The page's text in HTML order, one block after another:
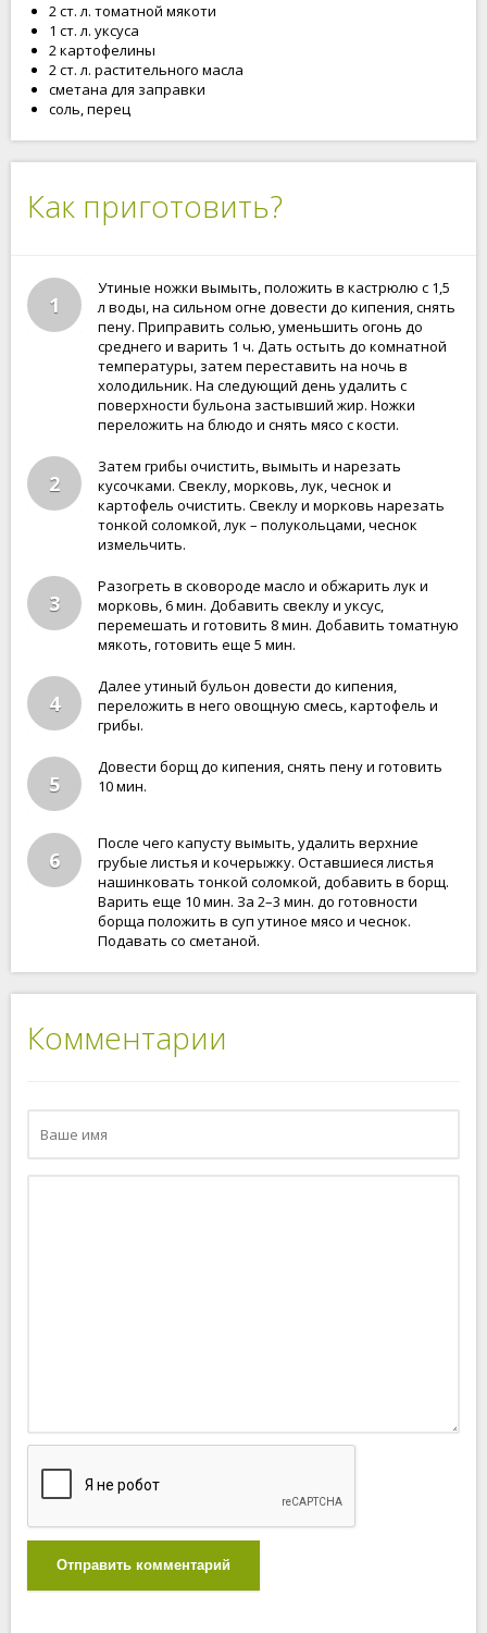
2 ст. л. томатной мякоти
1 ст. л. уксуса
2 картофелины
2 ст. л. растительного масла
сметана для заправки
соль, перец
Как приготовить?
1
Утиные ножки вымыть, положить в кастрюлю с 1,5
л воды, на сильном огне довести до кипения, снять
пену. Приправить солью, уменьшить огонь до
среднего и варить 1 ч. Дать остыть до комнатной
температуры, затем переставить на ночь в
холодильник. На следующий день удалить с
поверхности бульона застывший жир. Ножки
переложить на блюдо и снять мясо с кости.
2
Затем грибы очистить, вымыть и нарезать
кусочками. Свеклу, морковь, лук, чеснок и
картофель очистить. Свеклу и морковь нарезать
тонкой соломкой, лук – полукольцами, чеснок
измельчить.
3
Разогреть в сковороде масло и обжарить лук и
морковь, 6 мин. Добавить свеклу и уксус,
перемешать и готовить 8 мин. Добавить томатную
мякоть, готовить еще 5 мин.
4
Далее утиный бульон довести до кипения,
переложить в него овощную смесь, картофель и
грибы.
5
Довести борщ до кипения, снять пену и готовить
10 мин.
6
После чего капусту вымыть, удалить верхние
грубые листья и кочерыжку. Оставшиеся листья
нашинковать тонкой соломкой, добавить в борщ.
Варить еще 10 мин. За 2–3 мин. до готовности
борща положить в суп утиное мясо и чеснок.
Подавать со сметаной.
Комментарии
Отправить комментарий